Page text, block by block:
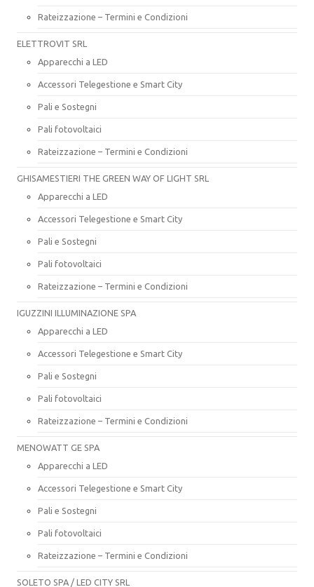
Rateizzazione – Termini e Condizioni
ELETTROVIT SRL
Apparecchi a LED
Accessori Telegestione e Smart City
Pali e Sostegni
Pali fotovoltaici
Rateizzazione – Termini e Condizioni
GHISAMESTIERI THE GREEN WAY OF LIGHT SRL
Apparecchi a LED
Accessori Telegestione e Smart City
Pali e Sostegni
Pali fotovoltaici
Rateizzazione – Termini e Condizioni
IGUZZINI ILLUMINAZIONE SPA
Apparecchi a LED
Accessori Telegestione e Smart City
Pali e Sostegni
Pali fotovoltaici
Rateizzazione – Termini e Condizioni
MENOWATT GE SPA
Apparecchi a LED
Accessori Telegestione e Smart City
Pali e Sostegni
Pali fotovoltaici
Rateizzazione – Termini e Condizioni
SOLETO SPA / LED CITY SRL